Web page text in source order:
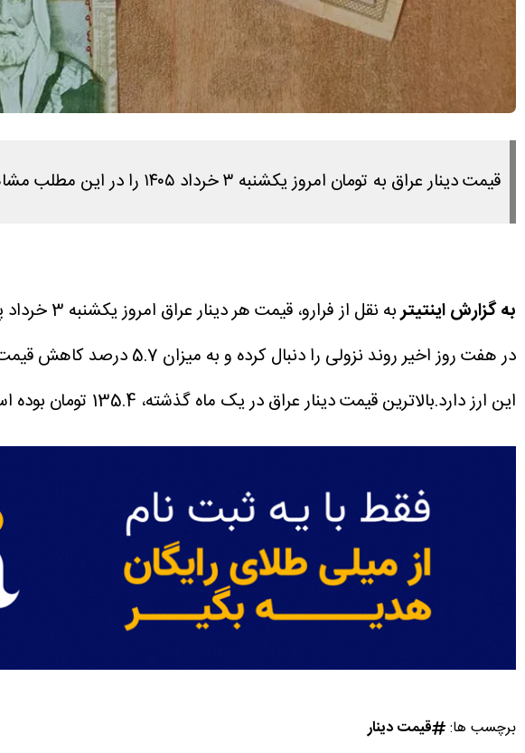
قیمت دینار عراق به تومان امروز یکشنبه ۳ خرداد ۱۴۰۵ را در این مطلب مشاهده می کنید.
به گزارش اینتیتربه نقل از فرارو، قیمت هر دینار عراق امروز یکشنبه 3 خرداد پیش از شروع معاملات 119.6 تومان است.
در هفت روز اخیر روند نزولی را دنبال کرده و به میزان 5.7 درصد کاهش قیمت را تجربه کرده است.
این ارز دارد.بالاترین قیمت دینار عراق در یک ماه گذشته، 135.4 تومان بوده است.
برچسب ها: قیمت دینار